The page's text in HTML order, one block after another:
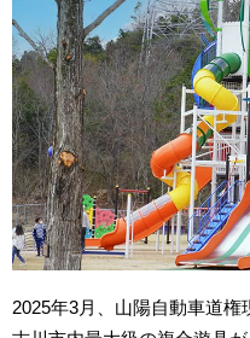
2025年3月、山陽自動車道